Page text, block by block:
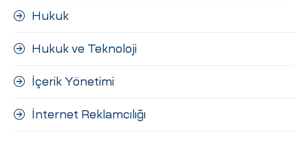
Hukuk
Hukuk ve Teknoloji
İçerik Yönetimi
İnternet Reklamcılığı